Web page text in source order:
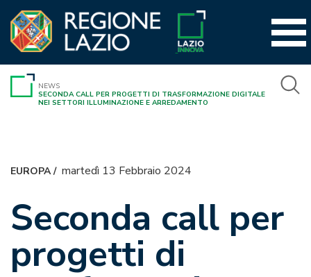
contenuto
NEWS
SECONDA CALL PER PROGETTI DI TRASFORMAZIONE DIGITALE
NEI SETTORI ILLUMINAZIONE E ARREDAMENTO
EUROPA/ martedì 13 Febbraio 2024
Seconda call per
progetti di